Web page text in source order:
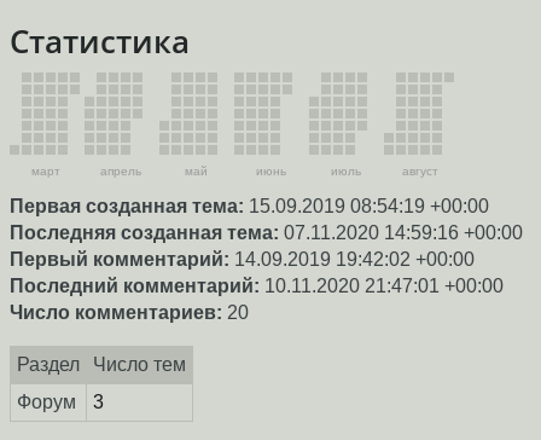
Статистика
март апрель май июнь июль август
Первая созданная тема: 15.09.2019 08:54:19 +00:00
Последняя созданная тема: 07.11.2020 14:59:16 +00:00
Первый комментарий: 14.09.2019 19:42:02 +00:00
Последний комментарий: 10.11.2020 21:47:01 +00:00
Число комментариев: 20
Раздел
Число тем
Форум
3